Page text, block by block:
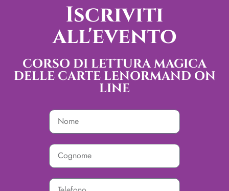
Iscriviti
all'evento
CORSO DI LETTURA MAGICA
DELLE CARTE LENORMAND ON
LINE